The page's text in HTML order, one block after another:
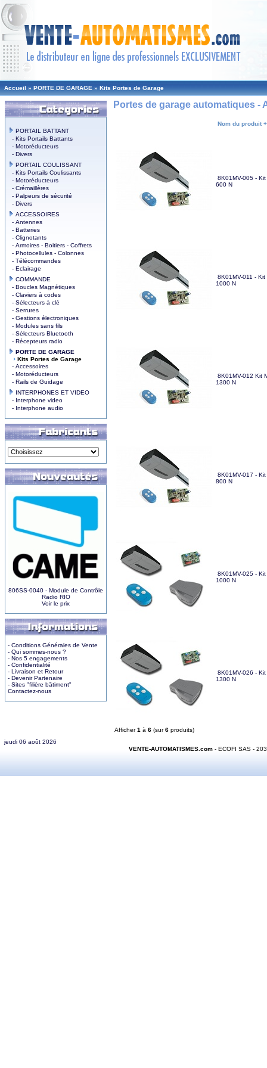
Accueil » PORTE DE GARAGE » Kits Portes de Garage
PORTAIL BATTANT
- Kits Portails Battants
- Motoréducteurs
- Divers
PORTAIL COULISSANT
- Kits Portails Coulissants
- Motoréducteurs
- Crémaillères
- Palpeurs de sécurité
- Divers
ACCESSOIRES
- Antennes
- Batteries
- Clignotants
- Armoires - Boitiers - Coffrets
- Photocellules - Colonnes
- Télécommandes
- Eclairage
COMMANDE
- Boucles Magnétiques
- Claviers à codes
- Sélecteurs à clé
- Serrures
- Gestions électroniques
- Modules sans fils
- Sélecteurs Bluetooth
- Récepteurs radio
PORTE DE GARAGE
Kits Portes de Garage
- Accessoires
- Motoréducteurs
- Rails de Guidage
INTERPHONES ET VIDEO
- Interphone video
- Interphone audio
806SS-0040 - Module de Contrôle
Radio RIO
Voir le prix
- Conditions Générales de Vente
- Qui sommes-nous ?
- Nos 5 engagements
- Confidentialité
- Livraison et Retour
- Devenir Partenaire
- Sites "filière bâtiment"
Contactez-nous
Portes de garage automatiques -
Nom du produit +
8K01MV-005 -
600 N
8K01MV-011 -
1000 N
8K01MV-012 Kit
1300 N
8K01MV-017 -
800 N
8K01MV-025 -
1000 N
8K01MV-026 -
1300 N
Afficher1 à 6 (sur6 produits)
jeudi 06 août 2026
VENTE-AUTOMATISMES.com- ECOFI SAS -